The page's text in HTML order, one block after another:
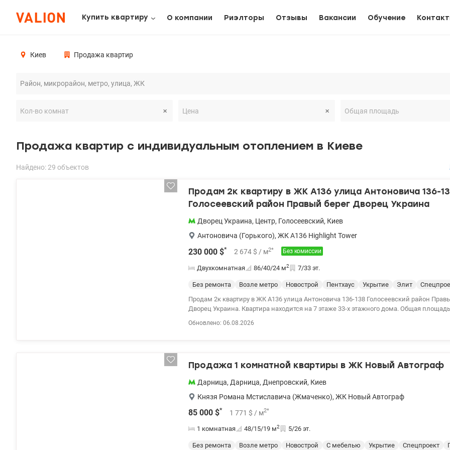
Купить квартиру О компании Риэлторы Отзывы Вакансии Обучение
Киев Продажа квартир
Продажа квартир с индивидуальным отоплением в Киеве
Найдено: 29 объектов
Продам 2к квартиру в ЖК А136 улица Антоновича 136-
Голосеевский район Правый берег Дворец Украина
Дворец Украина, Центр, Голосеевский, Киев
Антоновича (Горького), ЖК A136 Highlight Tower
230 000 $* 2 674 $ / м2* Без комиссии
Двухкомнатная 86/40/24 м2 7/33 эт.
Без ремонта Возле метро Новострой Пентхаус Укрытие Элит
Продам 2к квартиру в ЖК А136 улица Антоновича 136-138 Голосеевский район
Дворец Украина. Квартира находится на 7 этаже 33-х этажного дома. Общая
фитнес зона с индивидуальными программами тренировок и оздоровления;
этажей – 3м., в пентхаусах – 3,3м. - лифты – 5 основных и 2 для нежилого фонда; -
фасад - с 5 по 34 этажа - навесной вентилируемый с отделкой из керамогранита,
минеральная вата; - двери - металлические противоударные огнеупорные, 2 типа
высокотехнологичные 5-камерные с УФ покрытием, шумоизоляцией и
энергосберегающие технологии - усиленная теплоизоляция дома, индивидуальное
ПИТАНИЕ - в доме остается 2 мощных генератора, которые смогут полностью
Обновлено: 06.08.2026
Продажа 1 комнатной квартиры в ЖК Новый Автограф
Дарница, Дарница, Днепровский, Киев
Князя Романа Мстиславича (Жмаченко), ЖК Новый Автограф
85 000 $* 1 771 $ / м2*
1 комнатная 48/15/19 м2 5/26 эт.
Без ремонта Возле метро Новострой С мебелью Укрытие Спецпроект